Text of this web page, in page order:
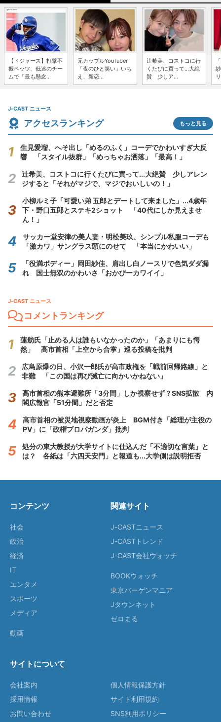
【ドジャース】打撃不
振ベッツ、低迷のチー
ムで「最も懸念...
元カップルYouTuber
「夜のひと笑い」いち
え、新恋...
辻希美、コストコに行
くたびに買って...大絶
賛 少しア...
J-CAST ニュース
アクセスランキング もっと見る
生見愛瑠、へそ出し「めるのふく」コーデでかわいすぎ大反
響 「スタイル抜群」「めっちゃお洒落」「最高！」
辻希美、コストコに行くたびに買って...大絶賛 少しアレン
ジすると「それがマジで、マジでおいしいの！」
小柳ルミ子「可愛い弟 五郎とデートして来ました」...4歳年
下・野口五郎とステキ2ショット 「40代にしか見えませ
ん！」
サッカー堂安律の美人妻・明松美玖、シンプル私服コーデも
「激カワ」サングラス頭にのせて 「本当にかわいい」
「役満ボディー」岡田紗佳、肩出し白ノースリで色気ダダ漏
れ 国士無双のかわいさ「おかぴーカワイイ」
J-CAST ニュース
コメントランキング
蓮舫氏「止める人は誰もいなかったのか」「あまりにも愕
然」 高市首相「上空から合掌」巡る投稿を批判
広島原爆の日、小沢一郎氏が高市政権を「戦前回帰路線」と
非難 「この国は再び滅亡に向かいかねない」
高市首相の熊本避難所「3分間」しか視察せず？SNS拡散 内
閣広報官「51分間」だと否定
高市首相の被災地視察動画が炎上 BGM付き「総理が主役の
PV」に「政権プロパガンダ」批判
処分の東大教授が大学サイトに仕込んだ「不適切な言葉」と
は？ 各紙は「六四天安門」と報道も...大学側は説明拒否
コンテンツ
社会
政治
経済
IT
エンタメ
スポーツ
メディア
動画
関連サイト
J-CASTニュース
J-CASTトレンド
J-CAST会社ウォッチ
BOOKウォッチ
東京バーゲンマニア
Jタウンネット
ゼロまる
サイトについて
会社案内
採用情報
お問い合わせ
個人情報保護方針
サイト利用規約
SNS利用ポリシー